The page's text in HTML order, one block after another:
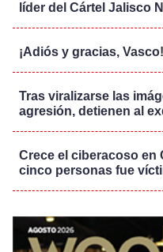
líder del Cártel Jalisco
¡Adiós y gracias,
Tras viralizarse las
agresión, detienen al
Crece el ciberacoso en
cinco personas fue